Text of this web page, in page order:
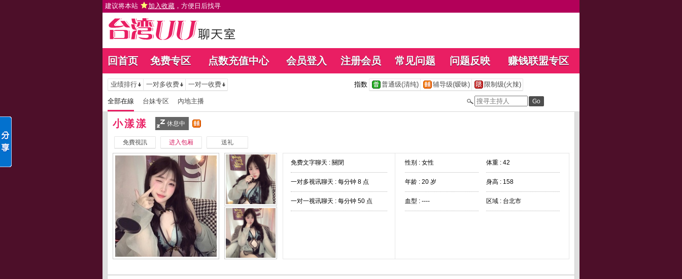
建议将本站 加入收藏 ，方便日后找寻
回首页 免费专区 点数充值中心 会员登入 注册会员 常见问题 问题反映 赚钱联盟专区
业绩排行 一对多收费 一对一收费 指数 普通级(清纯) 辅导级(暧昧) 限制级(火辣)
全部在線 台妹专区 內地主播
小漾漾 休息中
免費視訊 进入包厢 送礼
免费文字聊天 : 關閉
一对多视讯聊天 : 每分钟 8 点
一对一视讯聊天 : 每分钟 50 点
性别 : 女性 体重 : 42
年龄 : 20 岁 身高 : 158
血型 : ---- 区域 : 台北市